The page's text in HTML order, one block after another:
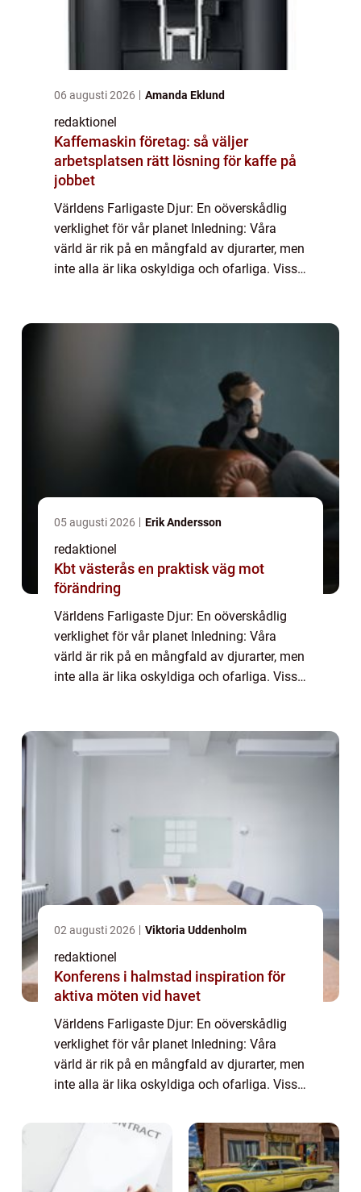
06 augusti 2026 Amanda Eklund
redaktionel
Kaffemaskin företag: så väljer
arbetsplatsen rätt lösning för kaffe på
jobbet
Världens Farligaste Djur: En oöverskådlig
verklighet för vår planet Inledning: Våra
värld är rik på en mångfald av djurarter, men
inte alla är lika oskyldiga och ofarliga. Vissa
05 augusti 2026 Erik Andersson
redaktionel
Kbt västerås en praktisk väg mot
förändring
Världens Farligaste Djur: En oöverskådlig
verklighet för vår planet Inledning: Våra
värld är rik på en mångfald av djurarter, men
inte alla är lika oskyldiga och ofarliga. Vissa
02 augusti 2026 Viktoria Uddenholm
redaktionel
Konferens i halmstad inspiration för
aktiva möten vid havet
Världens Farligaste Djur: En oöverskådlig
verklighet för vår planet Inledning: Våra
värld är rik på en mångfald av djurarter, men
inte alla är lika oskyldiga och ofarliga. Vissa
människor och andra djur. I de...